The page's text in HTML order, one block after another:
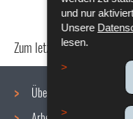
und nur
Unsere
lesen.
Zum letzten Mal aktualisiert
Über uns